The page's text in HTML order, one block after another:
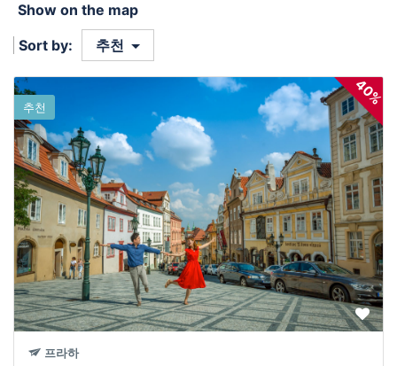
Show on the map
Sort by:
추천
추천 40%
프라하